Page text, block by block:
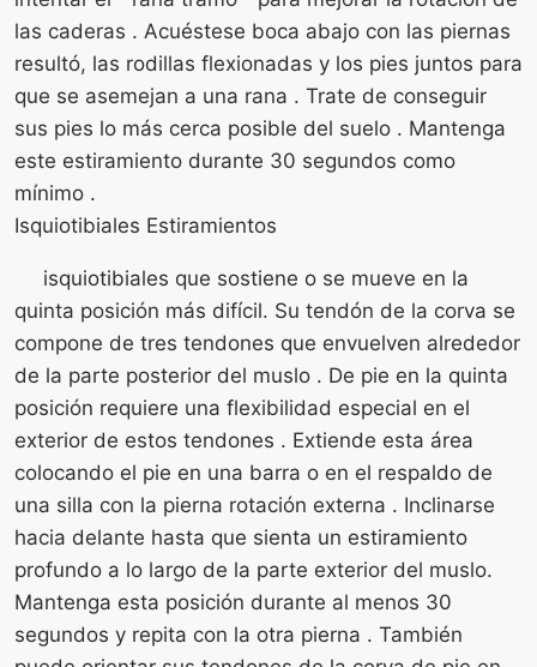
las caderas . Acuéstese boca abajo con las piernas
resultó, las rodillas flexionadas y los pies juntos para
que se asemejan a una rana . Trate de conseguir
sus pies lo más cerca posible del suelo . Mantenga
este estiramiento durante 30 segundos como
mínimo .
Isquiotibiales Estiramientos
isquiotibiales que sostiene o se mueve en la
quinta posición más difícil. Su tendón de la corva se
compone de tres tendones que envuelven alrededor
de la parte posterior del muslo . De pie en la quinta
posición requiere una flexibilidad especial en el
exterior de estos tendones . Extiende esta área
colocando el pie en una barra o en el respaldo de
una silla con la pierna rotación externa . Inclinarse
hacia delante hasta que sienta un estiramiento
profundo a lo largo de la parte exterior del muslo.
Mantenga esta posición durante al menos 30
segundos y repita con la otra pierna . También